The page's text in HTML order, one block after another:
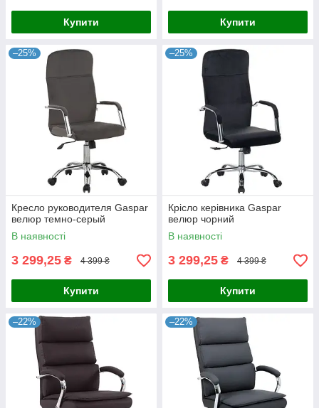
Купити Купити
–25%
Кресло руководителя Gaspar
велюр темно-серый
В наявності
3 299,25 ₴ 4 399 ₴
Купити
–25%
Крісло керівника Gaspar
велюр чорний
В наявності
3 299,25 ₴ 4 399 ₴
Купити
–22% –22%